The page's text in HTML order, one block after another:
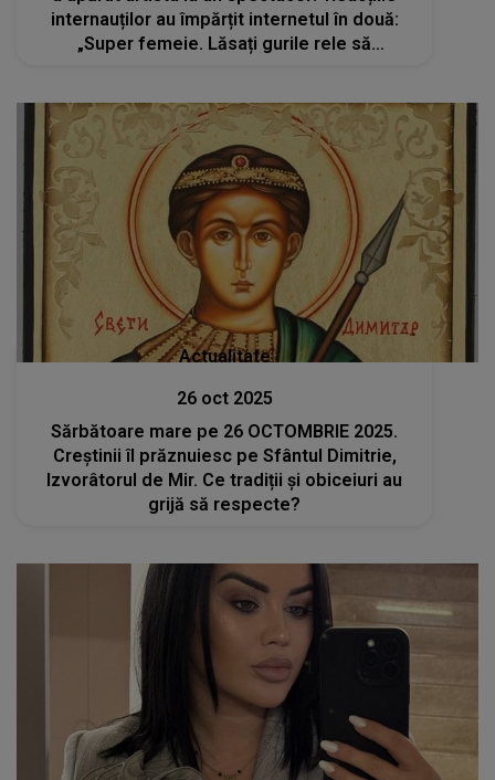
internauților au împărțit internetul în două:
„Super femeie. Lăsați gurile rele să
Actualitate
26 oct 2025
Sărbătoare mare pe 26 OCTOMBRIE 2025.
Creștinii îl prăznuiesc pe Sfântul Dimitrie,
Izvorâtorul de Mir. Ce tradiții și obiceiuri au
grijă să respecte?